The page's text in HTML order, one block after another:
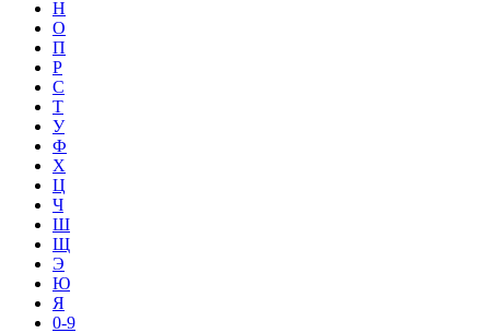
Н
О
П
Р
С
Т
У
Ф
Х
Ц
Ч
Ш
Щ
Э
Ю
Я
0-9